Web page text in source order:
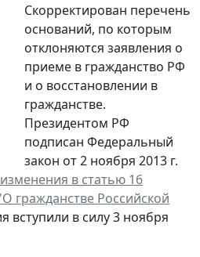
Скорректирован перечень
оснований, по которым
отклоняются заявления о
приеме в гражданство РФ
и о восстановлении в
гражданстве.
Президентом РФ
подписан Федеральный
закон от 2 ноября 2013 г.
в статью 16
гражданстве Российской
вступили в силу 3 ноября